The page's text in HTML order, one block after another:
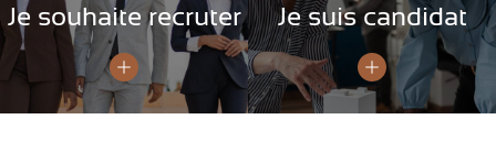
RÉFÉRENCES
MÉTHODOLOGIE
Je souhaite recruter Je suis candidat